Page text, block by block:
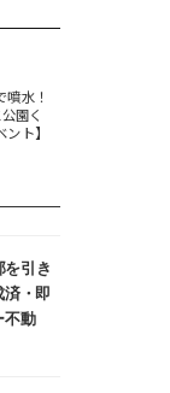
水！
園く
ト】
を引き
済・即
不動